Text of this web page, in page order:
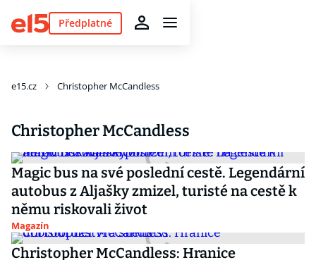
Předplatné
e15.cz Christopher McCandless
Christopher McCandless
Magic bus na své poslední cestě. Legendární
autobus z Aljašky zmizel, turisté na cestě k
němu riskovali život
Magazín
Christopher McCandless: Hranice